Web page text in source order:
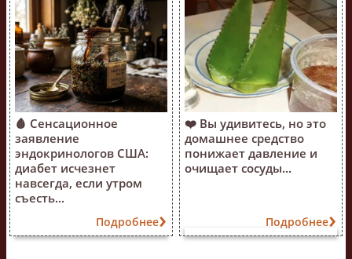
🩸 Сенсационное
заявление
эндокринологов США:
диабет исчезнет
навсегда, если утром
съесть...
Подробнее
❤️ Вы удивитесь, но это
домашнее средство
понижает давление и
очищает сосуды...
Подробнее